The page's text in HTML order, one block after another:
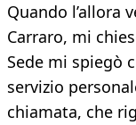
Quando l’allora
Carraro, mi
Sede mi spiegò
servizio
chiamata, che